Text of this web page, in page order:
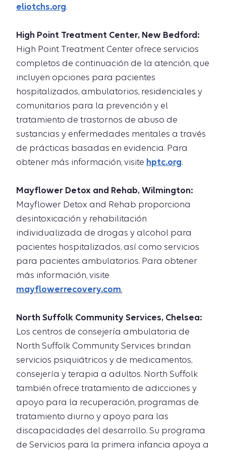
eliotchs.org.
High Point Treatment Center, New Bedford:
High Point Treatment Center ofrece servicios
completos de continuación de la atención, que
incluyen opciones para pacientes
hospitalizados, ambulatorios, residenciales y
comunitarios para la prevención y el
tratamiento de trastornos de abuso de
sustancias y enfermedades mentales a través
de prácticas basadas en evidencia. Para
obtener más información, visite hptc.org.
Mayflower Detox and Rehab, Wilmington:
Mayflower Detox and Rehab proporciona
desintoxicación y rehabilitación
individualizada de drogas y alcohol para
pacientes hospitalizados, así como servicios
para pacientes ambulatorios. Para obtener
más información, visite
mayflowerrecovery.com.
North Suffolk Community Services, Chelsea:
Los centros de consejería ambulatoria de
North Suffolk Community Services brindan
servicios psiquiátricos y de medicamentos,
consejería y terapia a adultos. North Suffolk
también ofrece tratamiento de adicciones y
apoyo para la recuperación, programas de
tratamiento diurno y apoyo para las
discapacidades del desarrollo. Su programa
de Servicios para la primera infancia apoya a